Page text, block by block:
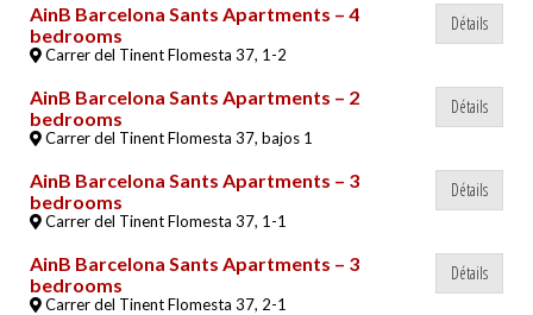
AinB Barcelona Sants Apartments – 4
bedrooms
Carrer del Tinent Flomesta 37, 1-2
Détails
AinB Barcelona Sants Apartments – 2
bedrooms
Carrer del Tinent Flomesta 37, bajos 1
Détails
AinB Barcelona Sants Apartments – 3
bedrooms
Carrer del Tinent Flomesta 37, 1-1
Détails
AinB Barcelona Sants Apartments – 3
bedrooms
Carrer del Tinent Flomesta 37, 2-1
Détails